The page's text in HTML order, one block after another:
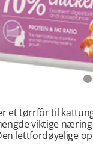
et tørrfôr til
viktige
lettfordøyelige